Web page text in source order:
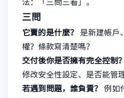
法：「三問三看」。
三問
它賣的是什麼？
是新建帳戶
權？條款寫清楚嗎？
交付後你是否擁有完全控制？
修改安全性設定、是否能管
若遇到問題，誰負責？
例如